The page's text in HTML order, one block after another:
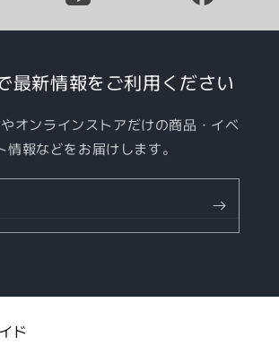
最新情報をご利用ください
オンラインストアだけの商品・イベ
情報などをお届けします。
ド